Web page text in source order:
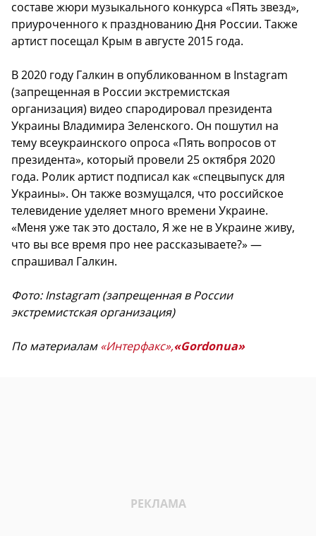
составе жюри музыкального конкурса «Пять звезд»,
приуроченного к празднованию Дня России. Также
артист посещал Крым в августе 2015 года.
В 2020 году Галкин в опубликованном в Instagram
(запрещенная в России экстремистская
организация) видео спародировал президента
Украины Владимира Зеленского. Он пошутил на
тему всеукраинского опроса «Пять вопросов от
президента», который провели 25 октября 2020
года. Ролик артист подписал как «спецвыпуск для
Украины». Он также возмущался, что российское
телевидение уделяет много времени Украине.
«Меня уже так это достало, Я же не в Украине живу,
что вы все время про нее рассказываете?» —
спрашивал Галкин.
Фото: Instagram (запрещенная в России
экстремистская организация)
По материалам«Интерфакс»,«Gordonua»